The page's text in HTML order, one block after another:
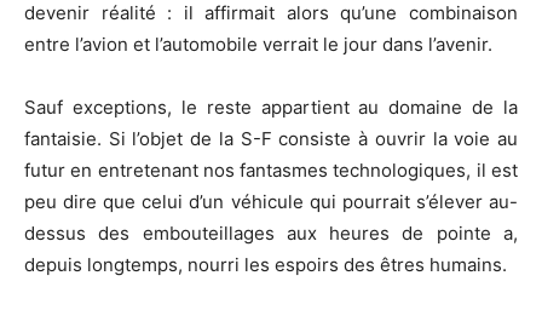
devenir réalité : il affirmait alors qu’une combinaison
entre l’avion et l’automobile verrait le jour dans l’avenir.
Sauf exceptions, le reste appartient au domaine de la
fantaisie. Si l’objet de la S-F consiste à ouvrir la voie au
futur en entretenant nos fantasmes technologiques, il est
peu dire que celui d’un véhicule qui pourrait s’élever au-
dessus des embouteillages aux heures de pointe a,
depuis longtemps, nourri les espoirs des êtres humains.